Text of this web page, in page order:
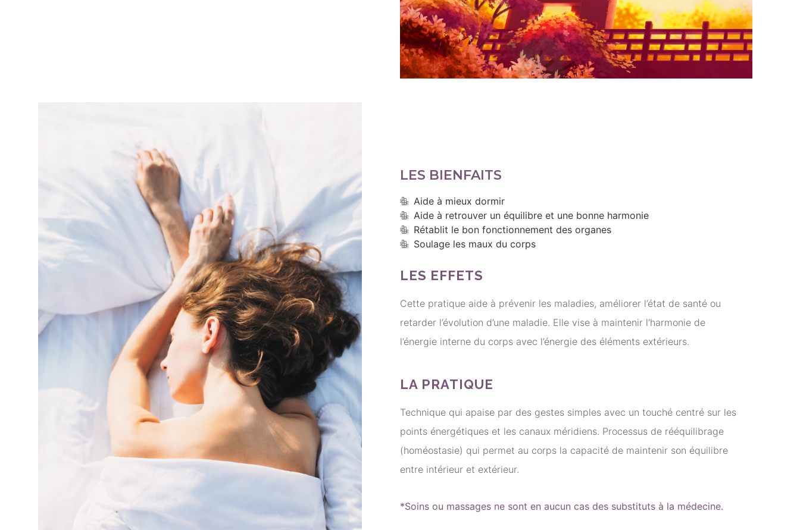
LES BIENFAITS
Aide à mieux dormir
Aide à retrouver un équilibre et une bonne harmonie
Rétablit le bon fonctionnement des organes
Soulage les maux du corps
LES EFFETS
Cette pratique aide à prévenir les maladies, améliorer l’état de santé ou
retarder l’évolution d’une maladie. Elle vise à maintenir l’harmonie de
l’énergie interne du corps avec l’énergie des éléments extérieurs.
LA PRATIQUE
Technique qui apaise par des gestes simples avec un touché centré sur les
points énergétiques et les canaux méridiens. Processus de rééquilibrage
(homéostasie) qui permet au corps la capacité de maintenir son équilibre
entre intérieur et extérieur.
*Soins ou massages ne sont en aucun cas des substituts à la médecine.